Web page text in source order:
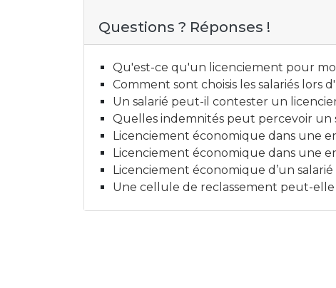
Questions ? Réponses !
Qu'est-ce qu'un licenciement pour
Comment sont choisis les salariés lors
Un salarié peut-il contester un
Quelles indemnités peut percevoir un
Licenciement économique dans une
Licenciement économique dans une
Licenciement économique d’un
Une cellule de reclassement peut-